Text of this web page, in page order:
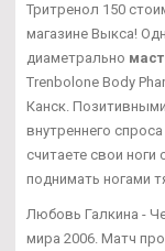
Тритренол 150
магазине Выкса!
диаметрально
Trenbolone Body
Канск.
внутреннего
считаете свои
поднимать ногами
Любовь Галкина -
мира 2006. Матч